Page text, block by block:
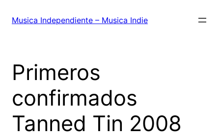
Musica Independiente – Musica Indie
Primeros
confirmados
Tanned Tin 2008